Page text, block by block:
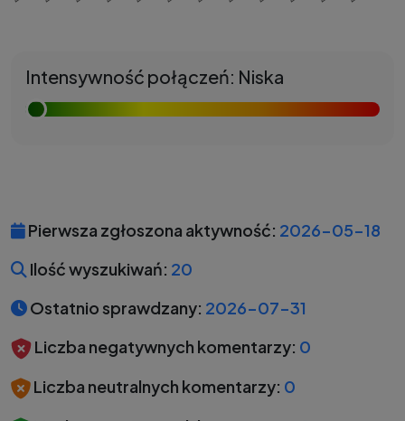
Intensywność połączeń: Niska
Pierwsza zgłoszona aktywność: 2026-05-18
Ilość wyszukiwań: 20
Ostatnio sprawdzany: 2026-07-31
Liczba negatywnych komentarzy: 0
Liczba neutralnych komentarzy: 0